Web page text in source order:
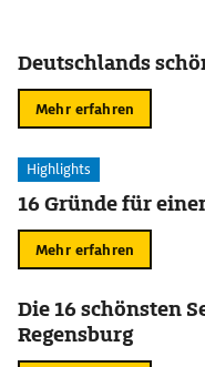
Deutschlands
Mehr erfahren
Highlights
16 Gründe für
Mehr erfahren
Die 16 schönsten
Regensburg